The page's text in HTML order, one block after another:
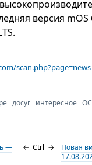
версия mOS
досуг интересное ОС
—
← Ctrl →
Новая